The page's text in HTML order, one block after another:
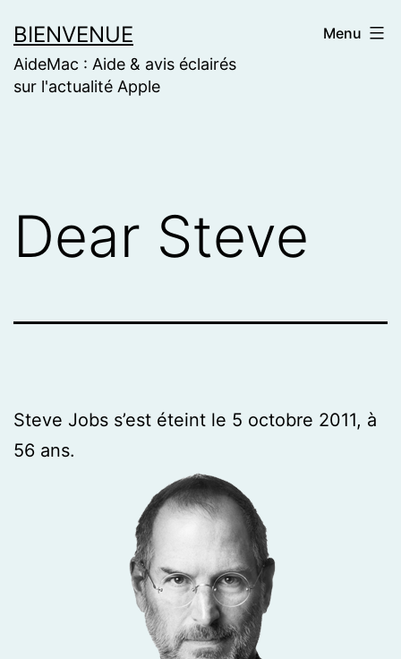
to
content
BIENVENUE
AideMac : Aide & avis éclairés
sur l'actualité Apple
Menu
Dear Steve
Steve Jobs s’est éteint le 5 octobre 2011, à
56 ans.